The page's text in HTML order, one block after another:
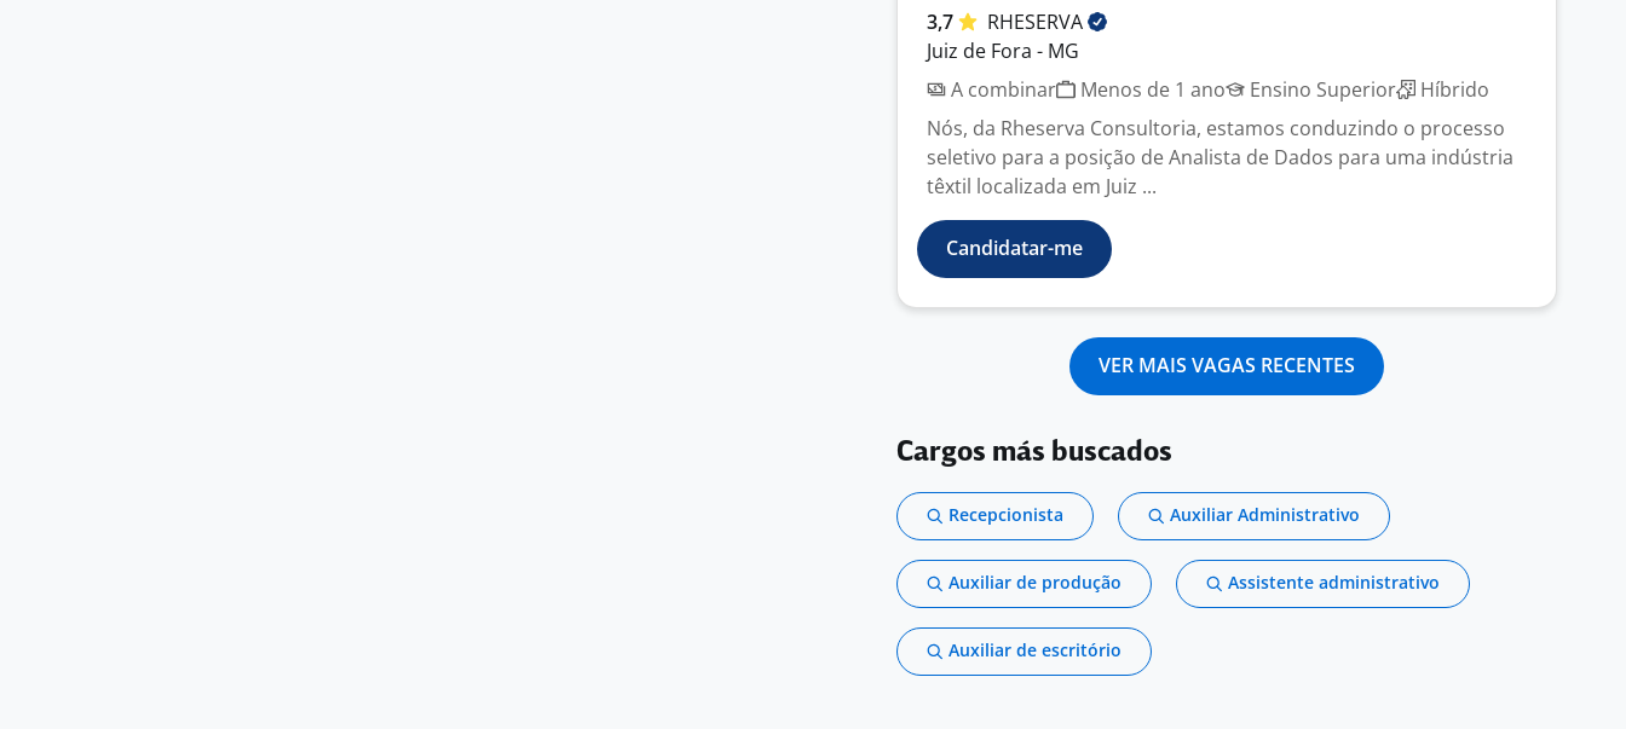
3,7
RHESERVA
Juiz de Fora - MG
A combinar
Menos de 1 ano Ensino Superior
Híbrido
Nós, da Rheserva Consultoria, estamos conduzindo o processo
seletivo para a posição de Analista de Dados para uma indústria
têxtil localizada em Juiz ...
Candidatar-me
VER MAIS VAGAS RECENTES
Cargos más buscados
Recepcionista Auxiliar Administrativo
Auxiliar de produção Assistente administrativo
Auxiliar de escritório